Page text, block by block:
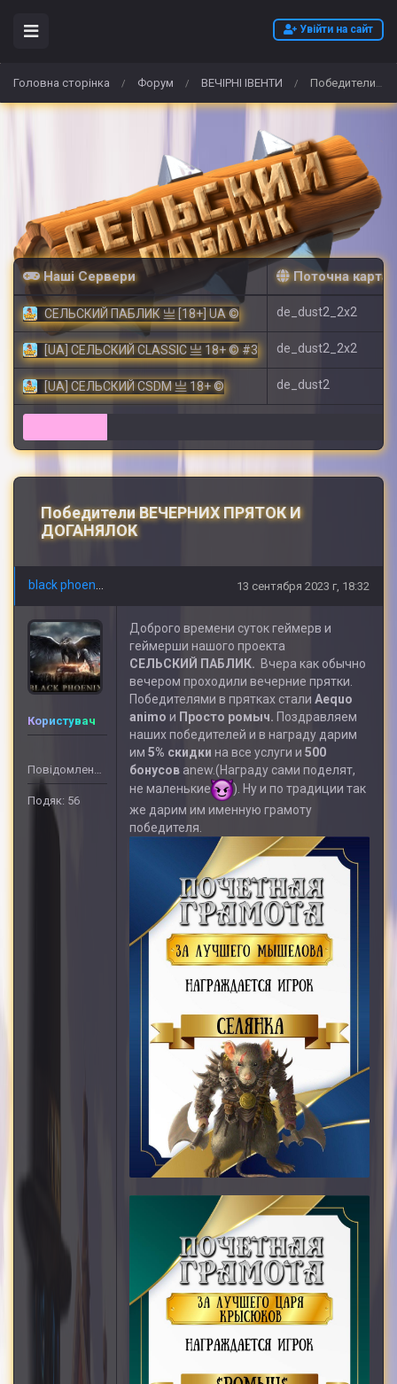
Увійти на сайт
Головна сторінка / Форум / ВЕЧІРНІ ІВЕНТИ / Победители ВЕЧЕРНИХ ПРЯТОК И ДОГАНЯЛОК
Наші Сервери Поточна карта
СЕЛЬСКИЙ ПАБЛИК 亗 [18+] UA © de_dust2_2x2
[UA] СЕЛЬСКИЙ CLASSIC 亗 18+ © #3 de_dust2_2x2
[UA] СЕЛЬСКИЙ CSDM 亗 18+ © de_dust2
Победители ВЕЧЕРНИХ ПРЯТОК И
ДОГАНЯЛОК
13 сентября 2023 г, 18:32
Користувач
Повідомлень: 32
Подяк: 56
Доброго времени суток геймерв и
геймерши нашого проекта
СЕЛЬСКИЙ ПАБЛИК. Вчера как обычно
вечером проходили вечерние прятки.
Победителями в прятках стали Aequo
animo и Просто ромыч. Поздравляем
наших победителей и в награду дарим
им 5% скидки на все услуги и 500
бонусов anew.(Награду сами поделят,
не маленькие
). Ну и по традиции так
же дарим им именную грамоту
победителя.